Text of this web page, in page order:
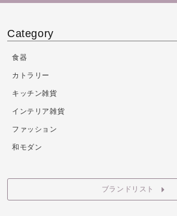
Category
食器
カトラリー
キッチン雑貨
インテリア雑貨
ファッション
和モダン
ブランドリスト